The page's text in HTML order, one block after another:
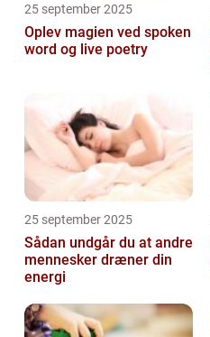
25 september 2025
Oplev magien ved spoken
word og live poetry
25 september 2025
Sådan undgår du at andre
mennesker dræner din
energi